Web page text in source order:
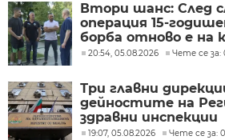
Втори шанс: След
операция 15-
борба отново е на
20:54, 05.08.2026 Чете се за:
Три главни
дейностите на
здравни инспекции
19:07, 05.08.2026 Чете се за: